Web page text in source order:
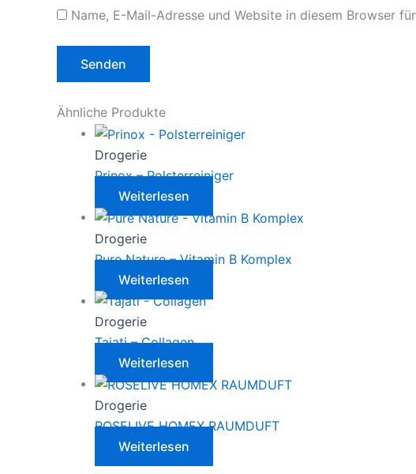
Name, E-Mail-Adresse und Website in diesem Browser
Ähnliche Produkte
Drogerie
Prinox – Polsterreiniger
Weiterlesen
Drogerie
Pure Nature – Vitamin B Komplex
Weiterlesen
Drogerie
Tajati – Collagen
Weiterlesen
Drogerie
ROSELIVE HOMEX RAUMDUFT
Weiterlesen